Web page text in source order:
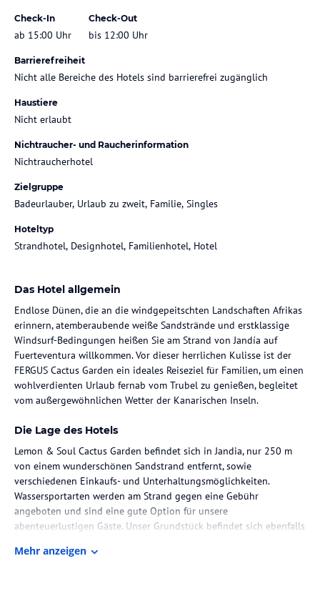
Check-In
ab 15:00 Uhr
Check-Out
bis 12:00 Uhr
Barrierefreiheit
Nicht alle Bereiche des Hotels sind barrierefrei zugänglich
Haustiere
Nicht erlaubt
Nichtraucher- und Raucherinformation
Nichtraucherhotel
Zielgruppe
Badeurlauber, Urlaub zu zweit, Familie, Singles
Hoteltyp
Strandhotel, Designhotel, Familienhotel, Hotel
Das Hotel allgemein
Endlose Dünen, die an die windgepeitschten Landschaften Afrikas
erinnern, atemberaubende weiße Sandstrände und erstklassige
Windsurf-Bedingungen heißen Sie am Strand von Jandía auf
Fuerteventura willkommen. Vor dieser herrlichen Kulisse ist der
FERGUS Cactus Garden ein ideales Reiseziel für Familien, um einen
wohlverdienten Urlaub fernab vom Trubel zu genießen, begleitet
vom außergewöhnlichen Wetter der Kanarischen Inseln.
Die Lage des Hotels
Lemon & Soul Cactus Garden befindet sich in Jandia, nur 250 m
von einem wunderschönen Sandstrand entfernt, sowie
verschiedenen Einkaufs- und Unterhaltungsmöglichkeiten.
Wassersportarten werden am Strand gegen eine Gebühr
angeboten und sind eine gute Option für unsere
abenteuerlustigen Gäste. Unser Grundstück befindet sich ebenfalls
verwinkelten Gassen, Restaurants und Bars. Dieses ruhige Dorf
Mehr anzeigen